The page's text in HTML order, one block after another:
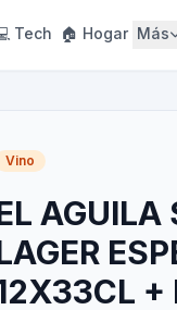
Tech 🏠 Hogar Más
Vino
AGUILA
+